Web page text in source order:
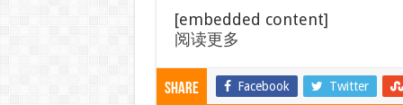
[embedded content]
阅读更多
Share Facebook Twitter